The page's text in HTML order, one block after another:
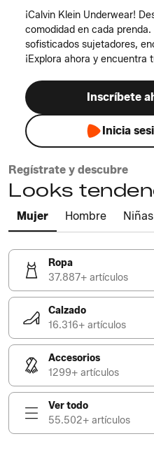
¡Calvin Klein Underwear!
comodidad en cada
sofisticados sujetadores,
¡Explora ahora y encuentra
Inscríbete
Inicia
Regístrate y descubre
Looks
Mujer Hombre Niñas
Ropa
37.887+ artículos
Calzado
16.316+ artículos
Accesorios
1299+ artículos
Ver todo
55.502+ artículos